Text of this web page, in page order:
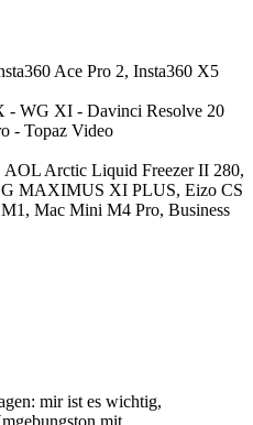
Ace Pro 2, Insta360 X5
- WG XI - Davinci Resolve 20
- Topaz Video
Arctic Liquid Freezer II 280,
MAXIMUS XI PLUS, Eizo CS
Mac Mini M4 Pro, Business
mir ist es wichtig,
mit